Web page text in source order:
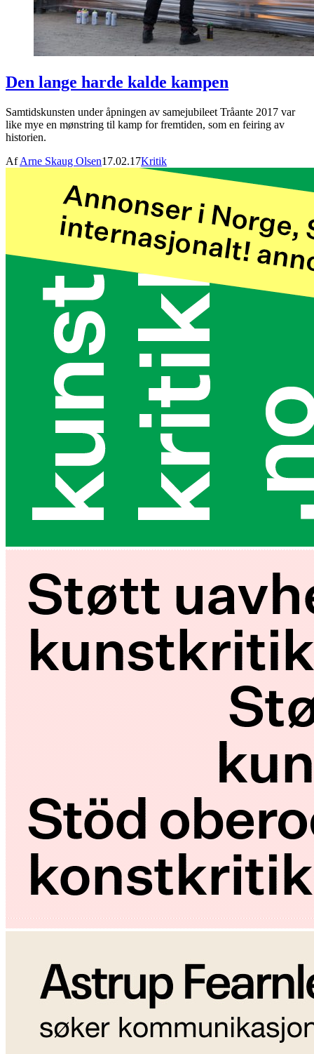
Den lange harde kalde kampen
Samtidskunsten under åpningen av samejubileet Tråante 2017 var
like mye en mønstring til kamp for fremtiden, som en feiring av
historien.
AfArne Skaug Olsen17.02.17Kritik